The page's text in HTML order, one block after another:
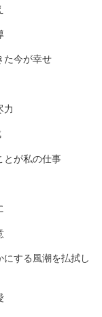
今が幸せ
が私の仕事
する風潮を払拭し